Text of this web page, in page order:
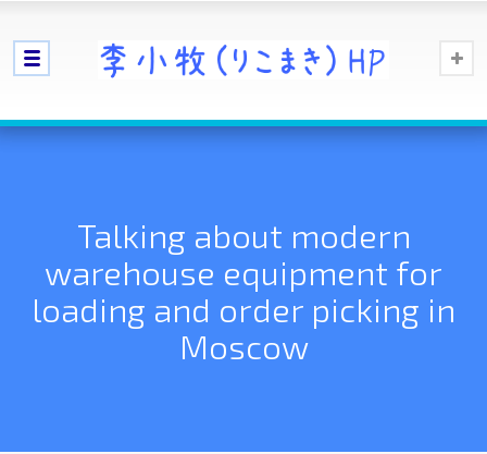
Talking about modern
warehouse equipment for
loading and order picking in
Moscow